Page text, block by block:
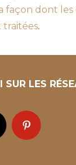
façon dont les
traitées.
SUR LES